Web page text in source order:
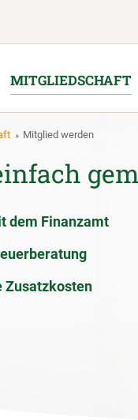
MITGLIEDSCHAFT
Mitglied werden
dem Finanzamt
Zusatzkosten